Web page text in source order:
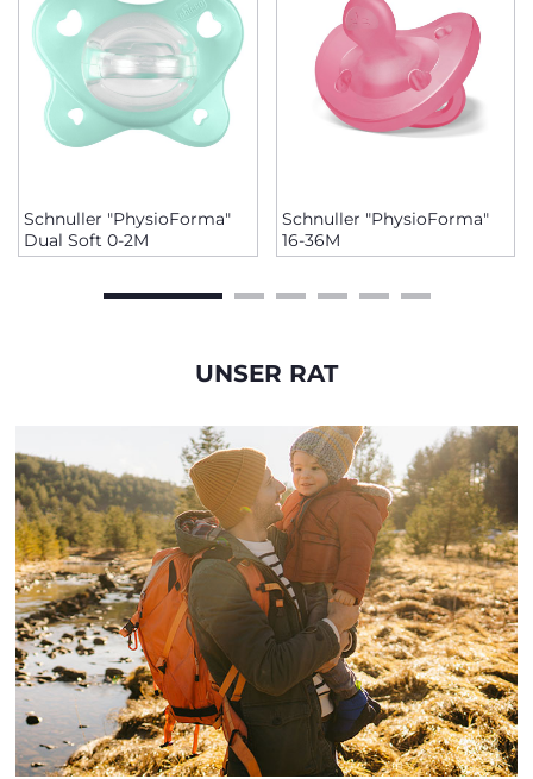
Schnuller "PhysioForma"
Dual Soft 0-2M
Schnuller "PhysioForma"
16-36M
UNSER RAT